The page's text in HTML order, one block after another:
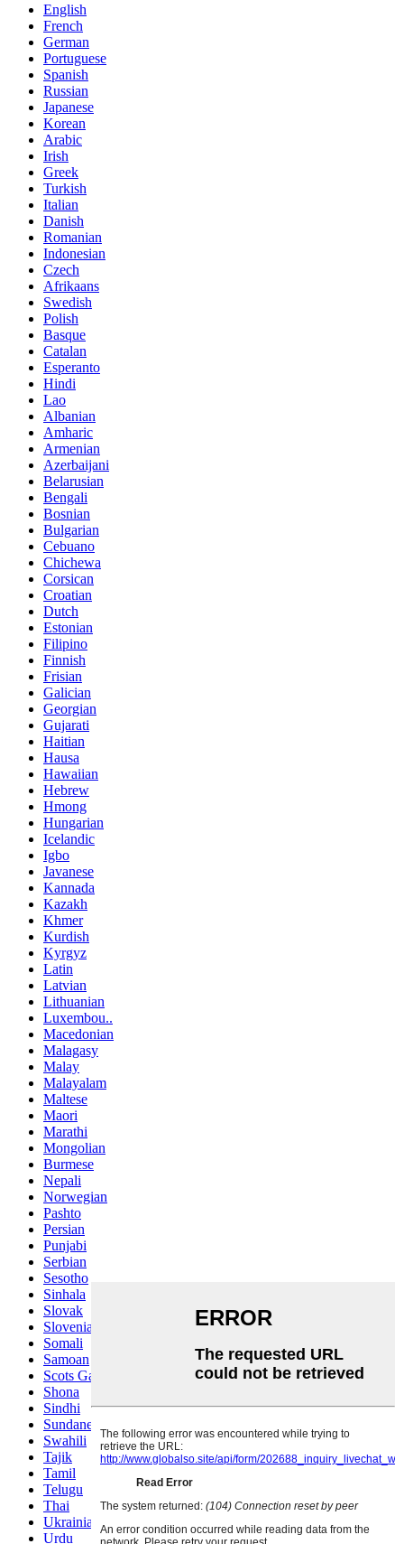
English
French
German
Portuguese
Spanish
Russian
Japanese
Korean
Arabic
Irish
Greek
Turkish
Italian
Danish
Romanian
Indonesian
Czech
Afrikaans
Swedish
Polish
Basque
Catalan
Esperanto
Hindi
Lao
Albanian
Amharic
Armenian
Azerbaijani
Belarusian
Bengali
Bosnian
Bulgarian
Cebuano
Chichewa
Corsican
Croatian
Dutch
Estonian
Filipino
Finnish
Frisian
Galician
Georgian
Gujarati
Haitian
Hausa
Hawaiian
Hebrew
Hmong
Hungarian
Icelandic
Igbo
Javanese
Kannada
Kazakh
Khmer
Kurdish
Kyrgyz
Latin
Latvian
Lithuanian
Luxembou..
Macedonian
Malagasy
Malay
Malayalam
Maltese
Maori
Marathi
Mongolian
Burmese
Nepali
Norwegian
Pashto
Persian
Punjabi
Serbian
Sesotho
Sinhala
Slovak
Slovenian
Somali
Samoan
Scots Gaelic
Shona
Sindhi
Sundanese
Swahili
Tajik
Tamil
Telugu
Thai
Ukrainian
Urdu